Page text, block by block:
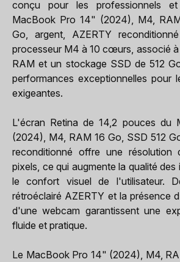
conçu pour les professionnels
MacBook Pro 14" (2024), M4,
Go, argent, AZERTY
processeur M4 à 10 cœurs, associé à
RAM et un stockage SSD de 512
performances exceptionnelles pour
exigeantes.
L'écran Retina de 14,2 pouces du
(2024), M4, RAM 16 Go, SSD 512
reconditionné offre une
pixels, ce qui augmente la qualité des
le confort visuel de l'utilisateur.
rétroéclairé AZERTY et la présence
d'une webcam garantissent une
fluide et pratique.
Le MacBook Pro 14" (2024), M4,